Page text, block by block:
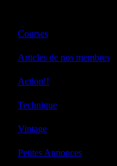
Courses
Articles de nos membres
Action!!
Technique
Vintage
Petites Annonces